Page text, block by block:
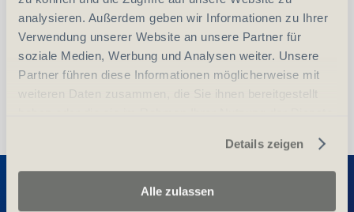
analysieren. Außerdem geben wir Informationen zu Ihrer
Verwendung unserer Website an unsere Partner für
soziale Medien, Werbung und Analysen weiter. Unsere
Partner führen diese Informationen möglicherweise mit
weiteren Daten zusammen, die Sie ihnen bereitgestellt
Details zeigen
Alle zulassen
vergleichen In den Warenkorb
Entdecken Sie weitere Produkte